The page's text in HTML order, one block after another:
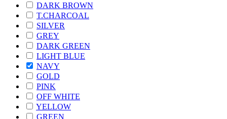
DARK BROWN
T.CHARCOAL
SILVER
GREY
DARK GREEN
LIGHT BLUE
NAVY
GOLD
PINK
OFF WHITE
YELLOW
GREEN